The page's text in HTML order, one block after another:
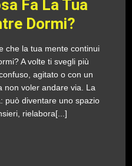
Fa La Tua
Dormi?
che la tua mente continui
A volte ti svegli più
agitato o con un
non voler andare via. La
può diventare uno spazio
rielabora[...]